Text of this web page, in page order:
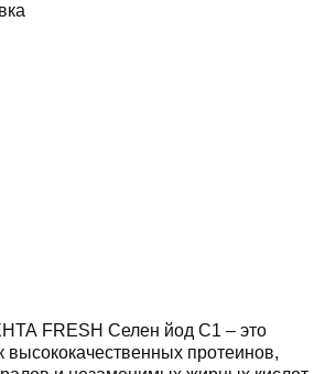
FRESH Селен йод С1 – это
высококачественных протеинов,